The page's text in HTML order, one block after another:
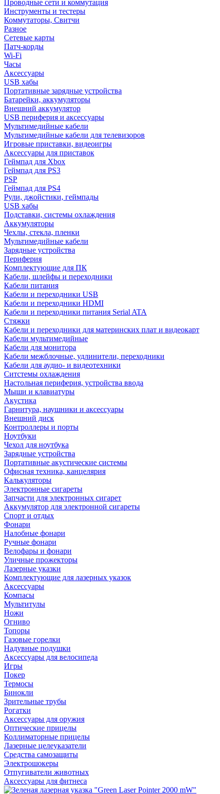
Проводные сети и коммутация
Инструменты и тестеры
Коммутаторы, Свитчи
Разное
Сетевые карты
Патч-корды
Wi-Fi
Часы
Аксессуары
USB хабы
Портативные зарядные устройства
Батарейки, аккумуляторы
Внешний аккумулятор
USB периферия и аксессуары
Мультимедийные кабели
Мультимедийные кабели для телевизоров
Игровые приставки, видеоигры
Аксессуары для приставок
Геймпад для Xbox
Геймпад для PS3
PSP
Геймпад для PS4
Рули, джойстики, геймпады
USB хабы
Подставки, системы охлаждения
Аккумуляторы
Чехлы, стекла, пленки
Мультимедийные кабели
Зарядные устройства
Периферия
Комплектующие для ПК
Кабели, шлейфы и переходники
Кабели питания
Кабели и переходники USB
Кабели и переходники HDMI
Кабели и переходники питания Serial ATA
Стяжки
Кабели и переходники для материнских плат и видеокарт
Кабели мультимедийные
Кабели для монитора
Кабели межблочные, удлинители, переходники
Кабели для аудио- и видеотехники
Ситстемы охлаждения
Настольная периферия, устройства ввода
Мыши и клавиатуры
Акустика
Гарнитура, наушники и аксессуары
Внешний диск
Контроллеры и порты
Ноутбуки
Чехол для ноутбука
Зарядные устройства
Портативные акустические системы
Офисная техника, канцелярия
Калькуляторы
Электронные сигареты
Запчасти для электронных сигарет
Аккумулятор для электронной сигареты
Спорт и отдых
Фонари
Налобные фонари
Ручные фонари
Велофары и фонари
Уличные прожекторы
Лазерные указки
Комплектующие для лазерных указок
Аксессуары
Компасы
Мультитулы
Ножи
Огниво
Топоры
Газовые горелки
Надувные подушки
Аксессуары для велосипеда
Игры
Покер
Термосы
Бинокли
Зрительные трубы
Рогатки
Аксессуары для оружия
Оптические прицелы
Коллиматорные прицелы
Лазерные целеуказатели
Средства самозащиты
Электрошокеры
Отпугиватели животных
Аксессуары для фитнеса